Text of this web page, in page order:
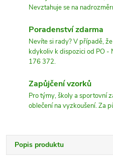
Nevztahuje se na
Poradenství zdarma
Nevíte si rady? V případě,
kdykoliv k dispozici od PO -
176 372.
Zapůjčení vzorků
Pro týmy, školy a sportovní
oblečení na vyzkoušení. Za
Popis produktu